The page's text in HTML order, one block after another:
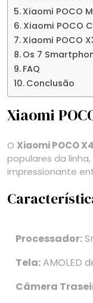
Xiaomi POCO
Xiaomi POCO
Xiaomi POCO
Os 7
FAQ
Conclusão
Xiaomi
O Xiaomi POCO
populares da
impressionante
Processador:
Tela:AMOLED
Câmera